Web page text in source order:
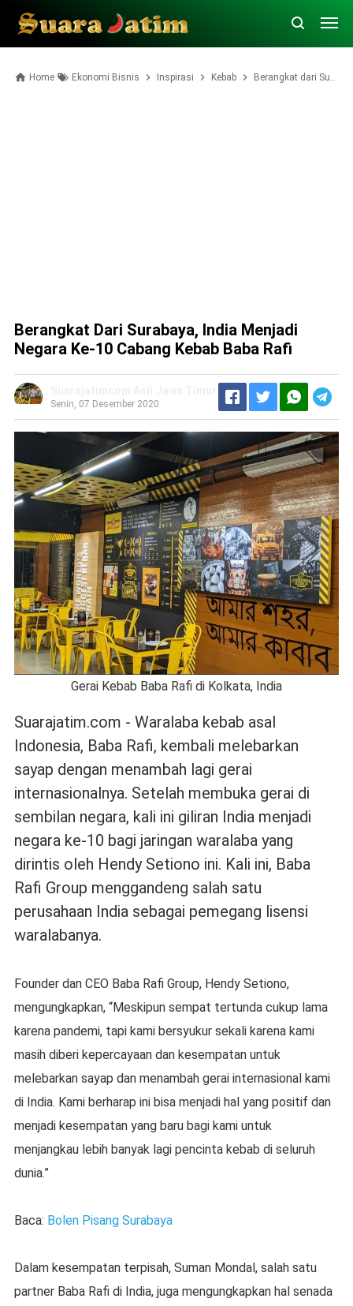
Home Ekonomi Bisnis Inspirasi Kebab Berangkat dari Surabaya, India Menjadi Negara ke-10 Cabang Kebab Baba Rafi
Berangkat Dari Surabaya, India Menjadi
Negara Ke-10 Cabang Kebab Baba Rafi
Senin, 07 Desember 2020
Gerai Kebab Baba Rafi di Kolkata, India
Suarajatim.com - Waralaba kebab asal
Indonesia, Baba Rafi, kembali melebarkan
sayap dengan menambah lagi gerai
internasionalnya. Setelah membuka gerai di
sembilan negara, kali ini giliran India menjadi
negara ke-10 bagi jaringan waralaba yang
dirintis oleh Hendy Setiono ini. Kali ini, Baba
Rafi Group menggandeng salah satu
perusahaan India sebagai pemegang lisensi
waralabanya.
Founder dan CEO Baba Rafi Group, Hendy Setiono,
mengungkapkan, “Meskipun sempat tertunda cukup lama
karena pandemi, tapi kami bersyukur sekali karena kami
masih diberi kepercayaan dan kesempatan untuk
melebarkan sayap dan menambah gerai internasional kami
di India. Kami berharap ini bisa menjadi hal yang positif dan
menjadi kesempatan yang baru bagi kami untuk
menjangkau lebih banyak lagi pencinta kebab di seluruh
dunia.”
Baca: Bolen Pisang Surabaya
Dalam kesempatan terpisah, Suman Mondal, salah satu
partner Baba Rafi di India, juga mengungkapkan hal senada